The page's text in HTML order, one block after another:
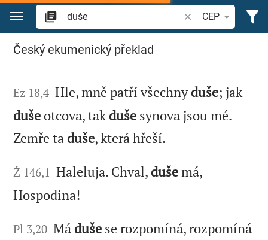
Přejít na obsah
Vyhledat biblický
CEP
Hledat "duše" v Bibli
Český ekumenický překlad
Ez 18,4 Hle, mně patří všechnyduše; jak
duše otcova, takduše synova jsou mé.
Zemře ta duše, která hřeší.
Ž 146,1 Haleluja. Chval, dušemá,
Hospodina!
Pl 3,20 Má duše se rozpomíná, rozpomíná